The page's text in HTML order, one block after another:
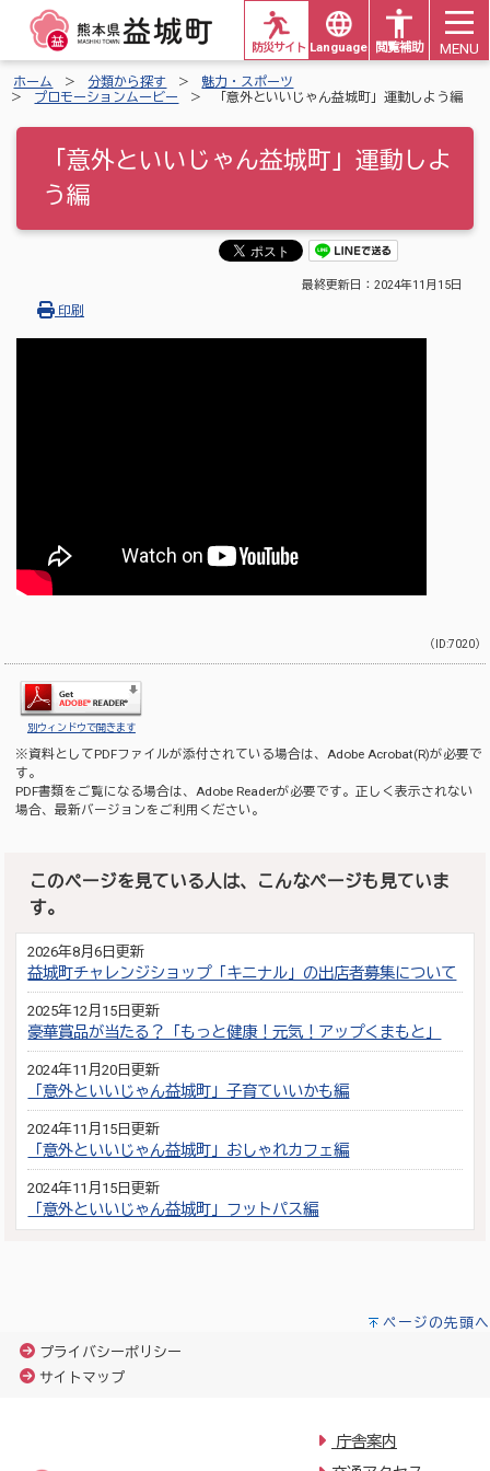
Languages 閲覧補助
防災サイト MENU
ホーム 分類から探す
魅力・スポーツ
プロモーションムービー
「意外といいじゃん益城町」運動しよう編
「意外といいじゃん益城町」運動しよ
う編
最終更新日： 2024年11月15日
印刷
（ID:7020）
別ウィンドウで開きます
※資料としてPDFファイルが添付されている場合は、 Adobe Acrobat(R)が必要で
す。
PDF書類をご覧になる場合は、 Adobe Readerが必要です。正しく表示されない
場合、最新バージョンをご利用ください。
このページを見ている人は、こんなページも見ていま
す。
2026年8月6日更新
益城町チャレンジショップ「キニナル」の出店者募集について
2025年12月15日更新
豪華賞品が当たる？「もっと健康！元気！アップくまもと」
2024年11月20日更新
「意外といいじゃん益城町」子育ていいかも編
2024年11月15日更新
「意外といいじゃん益城町」おしゃれカフェ編
2024年11月15日更新
「意外といいじゃん益城町」フットパス編
ページの先頭へ
プライバシーポリシー
サイトマップ
庁舎案内